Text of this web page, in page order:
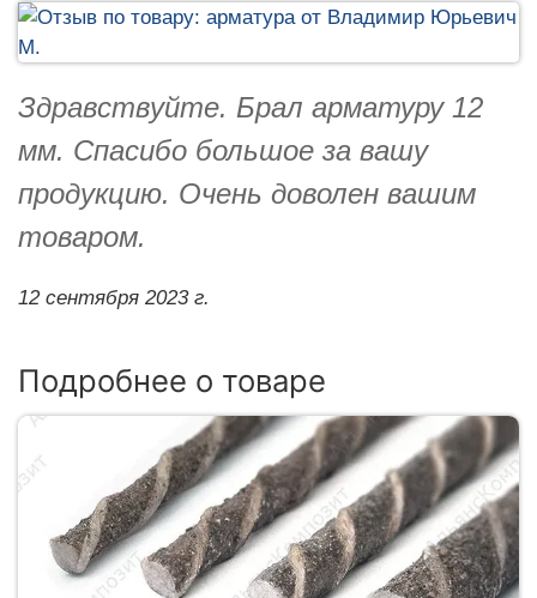
Здравствуйте. Брал арматуру 12
мм. Спасибо большое за вашу
продукцию. Очень доволен вашим
товаром.
12 сентября 2023 г.
Подробнее о товаре